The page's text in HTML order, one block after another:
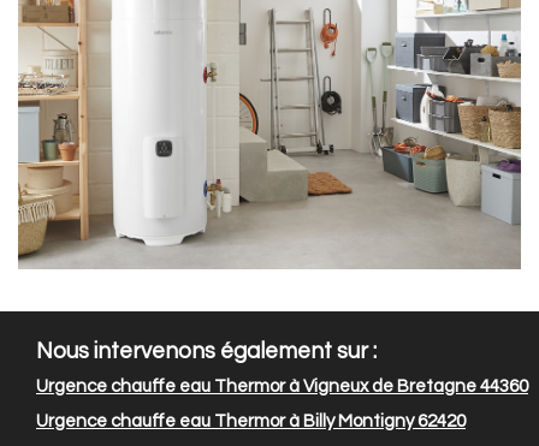
Nous intervenons également sur :
Urgence chauffe eau Thermor à Vigneux de Bretagne 44360
Urgence chauffe eau Thermor à Billy Montigny 62420